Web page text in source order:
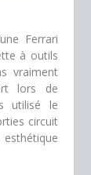
Ferrari
à outils
vraiment
lors de
utilisé le
circuit